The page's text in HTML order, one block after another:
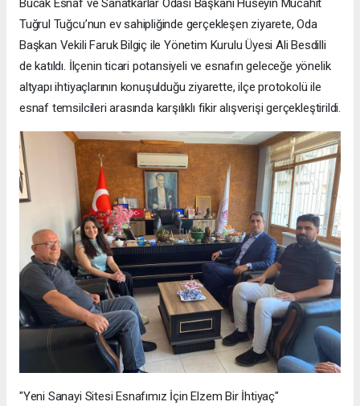
Bucak Esnaf ve Sanatkarlar Odası Başkanı Hüseyin Mücahit
Tuğrul Tuğcu’nun ev sahipliğinde gerçekleşen ziyarete, Oda
Başkan Vekili Faruk Bilgiç ile Yönetim Kurulu Üyesi Ali Besdilli
de katıldı. İlçenin ticari potansiyeli ve esnafın geleceğe yönelik
altyapı ihtiyaçlarının konuşulduğu ziyarette, ilçe protokolü ile
esnaf temsilcileri arasında karşılıklı fikir alışverişi gerçekleştirildi.
"Yeni Sanayi Sitesi Esnafımız İçin Elzem Bir İhtiyaç"